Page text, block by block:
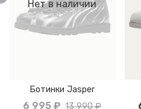
Нет в наличии
Ботинки Jasper
6 995 ₽ 13 990 ₽